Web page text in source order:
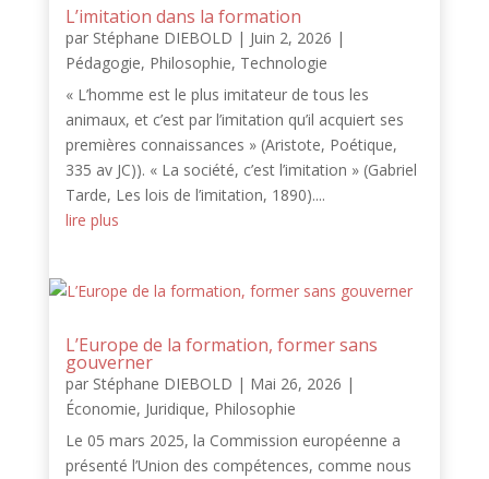
L’imitation dans la formation
par Stéphane DIEBOLD | Juin 2, 2026 |
Pédagogie, Philosophie, Technologie
« L’homme est le plus imitateur de tous les
animaux, et c’est par l’imitation qu’il acquiert ses
premières connaissances » (Aristote, Poétique,
335 av JC)). « La société, c’est l’imitation » (Gabriel
Tarde, Les lois de l’imitation, 1890)....
lire plus
L’Europe de la formation, former sans
gouverner
par Stéphane DIEBOLD | Mai 26, 2026 |
Économie, Juridique, Philosophie
Le 05 mars 2025, la Commission européenne a
présenté l’Union des compétences, comme nous